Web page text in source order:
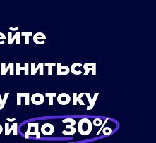
потоку
до 30%